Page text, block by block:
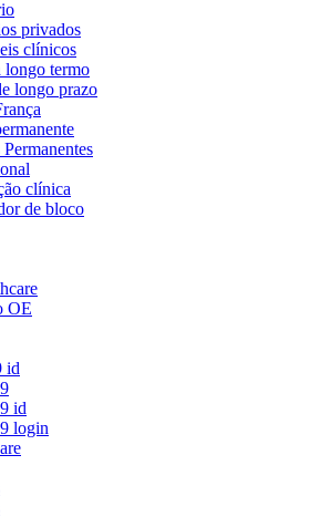
privados
clínicos
longo termo
longo prazo
clínica
de bloco
OE
id
id
login